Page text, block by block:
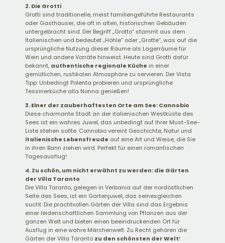
2. Die Grotti
Grotti sind traditionelle, meist familiengeführte Restaurants
oder Gasthäuser, die oft in alten, historischen Gebäuden
untergebracht sind. Der Begriff „Grotto“ stammt aus dem
Italienischen und bedeutet „Höhle“ oder „Grotte“, was auf die
ursprüngliche Nutzung dieser Räume als Lagerräume für
Wein und andere Vorräte hinweist. Heute sind Grotti dafür
bekannt, authentische regionale Küche in einer
gemütlichen, rustikalen Atmosphäre zu servieren. Der Vista
Tipp: Unbedingt Polenta probieren und ursprüngliche
Tessinerküche alla Nonna genießen!
3. Einer der zauberhaftesten Orte am See: Cannobio
Diese charmante Stadt an der italienischen Westküste des
Sees ist ein wahres Juwel, das unbedingt auf Ihrer Must-See-
Liste stehen sollte. Cannobio vereint Geschichte, Natur und
italienische Lebensfreude auf eine Art und Weise, die Sie
in ihren Bann ziehen wird. Perfekt für einen romantischen
Tagesausflug!
4. Zu schön, um nicht erwähnt zu werden: die Gärten
der Villa Taranto
Die Villa Taranto, gelegen in Verbania auf der nordöstlichen
Seite des Sees, ist ein Gartenjuwel, das seinesgleichen
sucht. Die prachtvollen Gärten der Villa sind das Ergebnis
einer leidenschaftlichen Sammlung von Pflanzen aus der
ganzen Welt und bieten einen beeindruckenden Ort für
Ausflug in eine wahre Märchenwelt. Zu Recht gehören die
Gärten der Villa Taranto zu den schönsten der Welt!